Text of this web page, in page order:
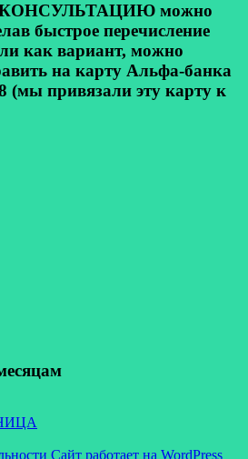
КОНСУЛЬТАЦИЮ можно
быстрое перечисление
как вариант, можно
на карту Альфа-банка
(мы привязали эту карту к
Сайт работает на WordPress